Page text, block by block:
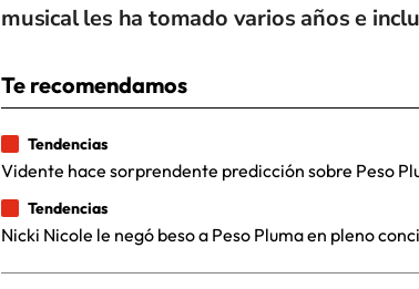
musical les ha tomado varios años e
Te recomendamos
Tendencias
Vidente hace sorprendente predicción sobre Peso
Tendencias
Nicki Nicole le negó beso a Peso Pluma en pleno